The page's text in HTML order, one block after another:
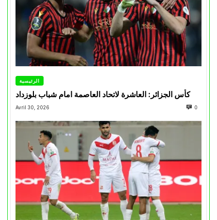
الرئيسية
كأس الجزائر: العاشرة لاتحاد العاصمة امام شباب بلوزداد
Avril 30, 2026 0